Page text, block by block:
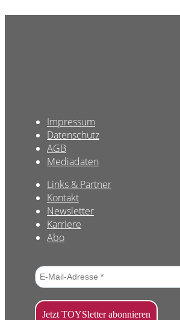
Impressum
Datenschutz
AGB
Mediadaten
Links & Partner
Kontakt
Newsletter
Karriere
Abo